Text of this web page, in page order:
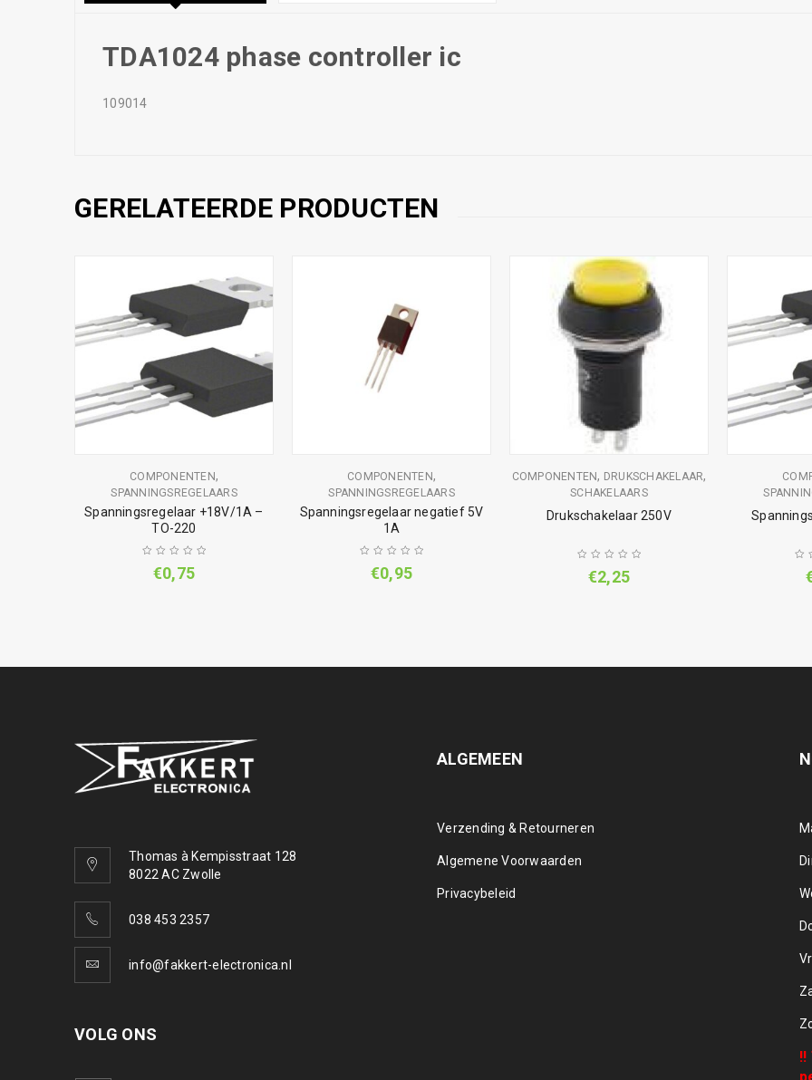
TDA1024 phase controller ic
109014
GERELATEERDE PRODUCTEN
COMPONENTEN,
SPANNINGSREGELAARS
Spanningsregelaar +18V/1A –
TO-220
€0,75
COMPONENTEN,
SPANNINGSREGELAARS
Spanningsregelaar negatief 5V
1A
€0,95
COMPONENTEN, DRUKSCHAKELAAR,
SCHAKELAARS
Drukschakelaar 250V
€2,25
Thomas à Kempisstraat 128
8022 AC Zwolle
038 453 2357
info@fakkert-electronica.nl
VOLG ONS
ALGEMEEN
Verzending & Retourneren
Algemene Voorwaarden
Privacybeleid
!!